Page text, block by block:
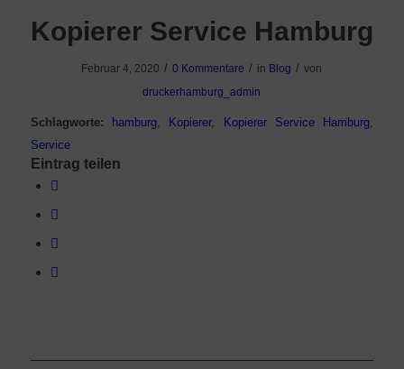
Kopierer Service Hamburg
Februar 4, 2020 / 0 Kommentare / in Blog / von
druckerhamburg_admin
Schlagworte: hamburg, Kopierer, Kopierer Service Hamburg,
Service
Eintrag teilen